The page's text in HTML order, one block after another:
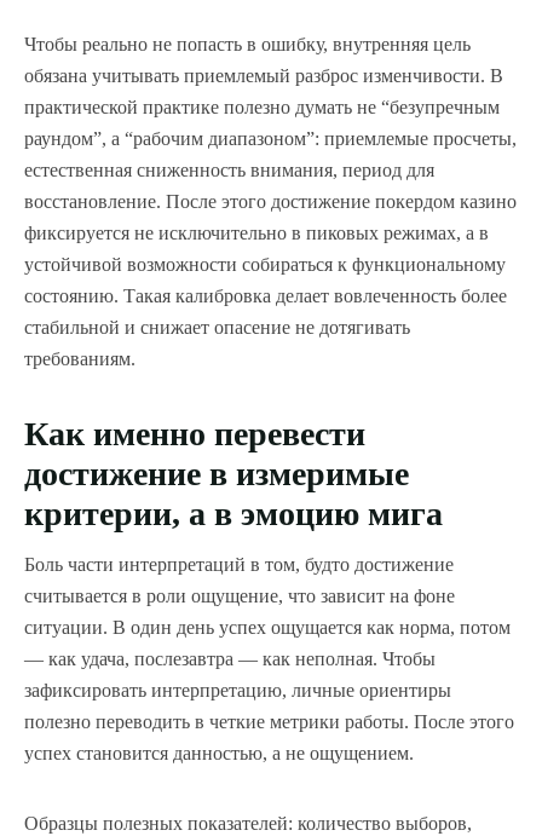
Чтобы реально не попасть в ошибку, внутренняя цель
обязана учитывать приемлемый разброс изменчивости. В
практической практике полезно думать не “безупречным
раундом”, а “рабочим диапазоном”: приемлемые просчеты,
естественная сниженность внимания, период для
восстановление. После этого достижение покердом казино
фиксируется не исключительно в пиковых режимах, а в
устойчивой возможности собираться к функциональному
состоянию. Такая калибровка делает вовлеченность более
стабильной и снижает опасение не дотягивать
требованиям.
Как именно перевести
достижение в измеримые
критерии, а в эмоцию мига
Боль части интерпретаций в том, будто достижение
считывается в роли ощущение, что зависит на фоне
ситуации. В один день успех ощущается как норма, потом
— как удача, послезавтра — как неполная. Чтобы
зафиксировать интерпретацию, личные ориентиры
полезно переводить в четкие метрики работы. После этого
успех становится данностью, а не ощущением.
Образцы полезных показателей: количество выборов,